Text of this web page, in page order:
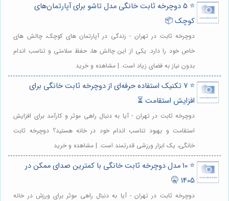
⭐️ 5 دوچرخه ثابت خانگی مدل تاشو برای آپارتمان‌های
کوچک 📦
دوچرخه ثابت در تهران - زندگی در آپارتمان های کوچک، چالش های
خاص خود را دارد. یکی از این چالش ها، حفظ سلامتی و تناسب اندام
بدون نیاز به فضای زیاد است. | مشاهده و خرید
⭐️ 7 تکنیک استفاده حرفه‌ای از دوچرخه ثابت خانگی برای
افزایش استقامت ⏳
دوچرخه ثابت در تهران - آیا به دنبال راهی موثر و کارآمد برای افزایش
استقامت و بهبود تناسب اندام خود در خانه هستید؟ دوچرخه ثابت
خانگی، یک ابزار ورزشی قدرتمند است. | مشاهده و خرید
⭐️ 10 مدل دوچرخه ثابت خانگی با کمترین صدای ممکن در
1405 🤫
دوچرخه ثابت در تهران - آیا به دنبال راهی موثر برای ورزش در خانه